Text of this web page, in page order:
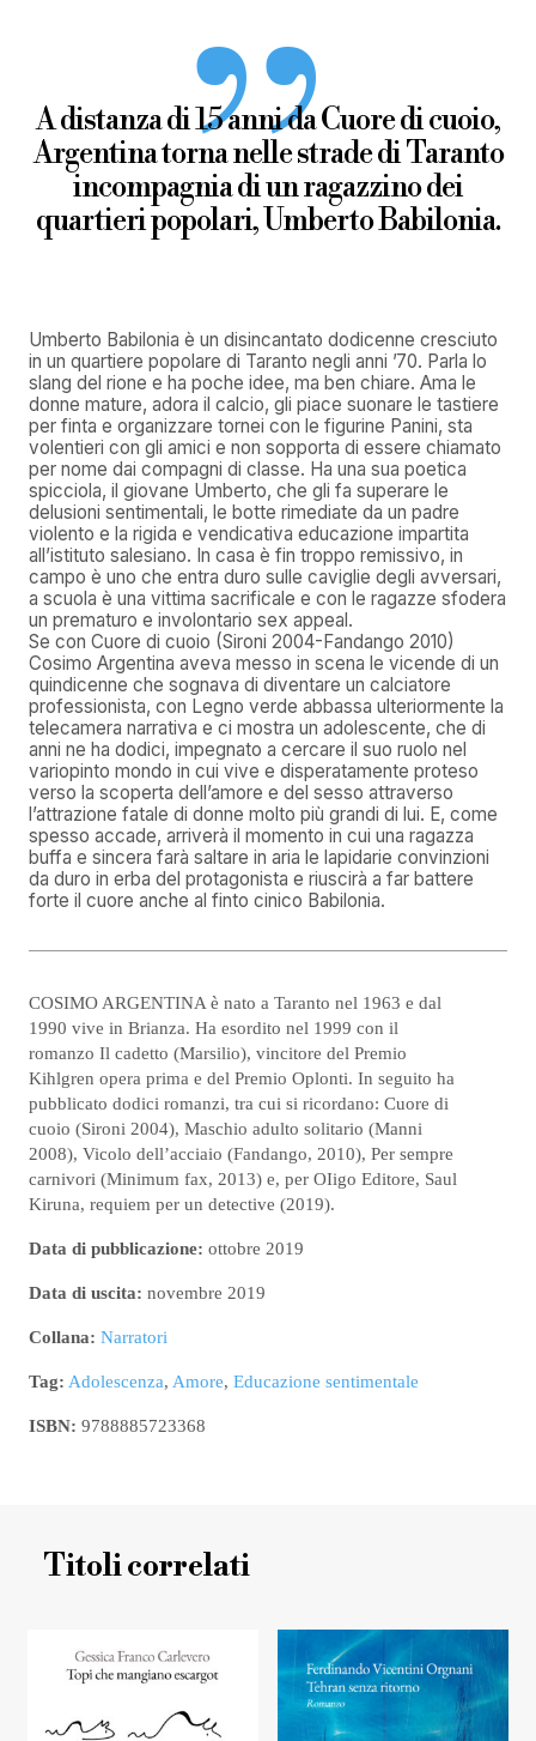
A distanza di 15 anni da Cuore di cuoio,
Argentina torna nelle strade di Taranto
incompagnia di un ragazzino dei
quartieri popolari, Umberto Babilonia.
Umberto Babilonia è un disincantato dodicenne cresciuto
in un quartiere popolare di Taranto negli anni ’70. Parla lo
slang del rione e ha poche idee, ma ben chiare. Ama le
donne mature, adora il calcio, gli piace suonare le tastiere
per finta e organizzare tornei con le figurine Panini, sta
volentieri con gli amici e non sopporta di essere chiamato
per nome dai compagni di classe. Ha una sua poetica
spicciola, il giovane Umberto, che gli fa superare le
delusioni sentimentali, le botte rimediate da un padre
violento e la rigida e vendicativa educazione impartita
all’istituto salesiano. In casa è fin troppo remissivo, in
campo è uno che entra duro sulle caviglie degli avversari,
a scuola è una vittima sacrificale e con le ragazze sfodera
un prematuro e involontario sex appeal.
Se con Cuore di cuoio (Sironi 2004-Fandango 2010)
Cosimo Argentina aveva messo in scena le vicende di un
quindicenne che sognava di diventare un calciatore
professionista, con Legno verde abbassa ulteriormente la
telecamera narrativa e ci mostra un adolescente, che di
anni ne ha dodici, impegnato a cercare il suo ruolo nel
variopinto mondo in cui vive e disperatamente proteso
verso la scoperta dell’amore e del sesso attraverso
l’attrazione fatale di donne molto più grandi di lui. E, come
spesso accade, arriverà il momento in cui una ragazza
buffa e sincera farà saltare in aria le lapidarie convinzioni
da duro in erba del protagonista e riuscirà a far battere
forte il cuore anche al finto cinico Babilonia.
COSIMO ARGENTINA è nato a Taranto nel 1963 e dal
1990 vive in Brianza. Ha esordito nel 1999 con il
romanzo Il cadetto (Marsilio), vincitore del Premio
Kihlgren opera prima e del Premio Oplonti. In seguito ha
pubblicato dodici romanzi, tra cui si ricordano: Cuore di
cuoio (Sironi 2004), Maschio adulto solitario (Manni
2008), Vicolo dell’acciaio (Fandango, 2010), Per sempre
carnivori (Minimum fax, 2013) e, per OIigo Editore, Saul
Kiruna, requiem per un detective (2019).
Data di pubblicazione: ottobre 2019
Data di uscita: novembre 2019
Collana: Narratori
Tag: Adolescenza, Amore, Educazione sentimentale
ISBN: 9788885723368
Titoli correlati